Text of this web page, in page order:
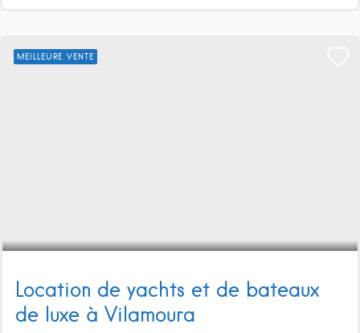
MEILLEURE VENTE
Location de yachts et de bateaux
de luxe à Vilamoura